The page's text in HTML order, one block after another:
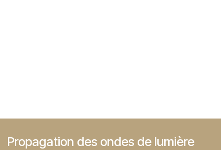
Propagation des ondes de lumière